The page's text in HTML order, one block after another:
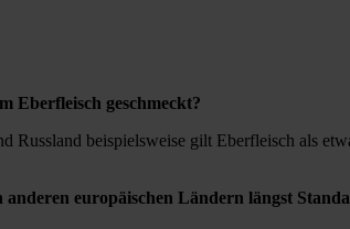
Eberfleisch geschmeckt?
beispielsweise gilt Eberfleisch als
europäischen Ländern längst